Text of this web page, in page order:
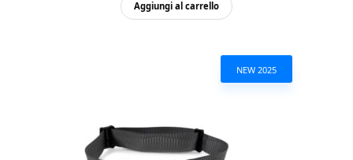
Aggiungi al carrello
NEW 2025